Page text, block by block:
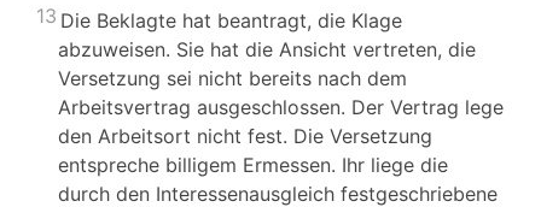
13 Die Beklagte hat beantragt, die Klage
abzuweisen. Sie hat die Ansicht vertreten, die
Versetzung sei nicht bereits nach dem
Arbeitsvertrag ausgeschlossen. Der Vertrag lege
den Arbeitsort nicht fest. Die Versetzung
entspreche billigem Ermessen. Ihr liege die
durch den Interessenausgleich festgeschriebene